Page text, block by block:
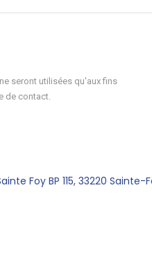
seront utilisées qu'aux fins
de contact.
Foy BP 115, 33220